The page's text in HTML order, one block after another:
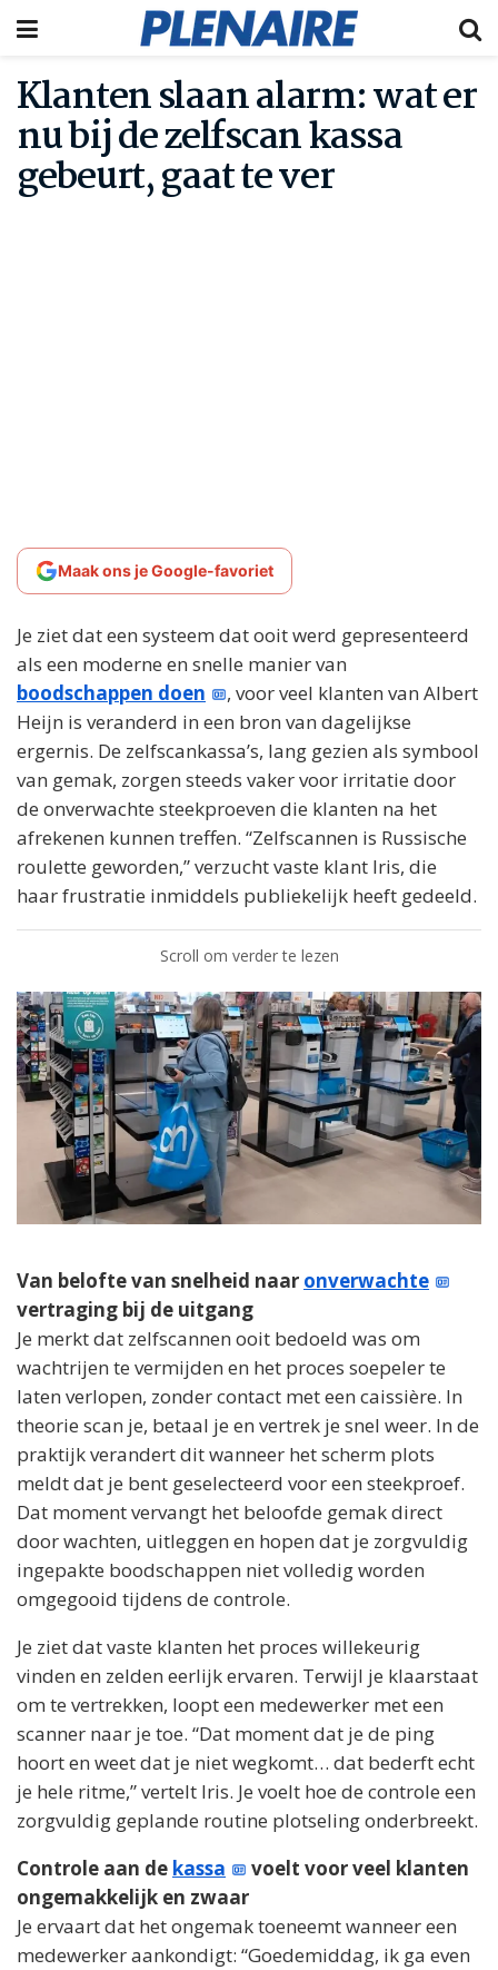
Klanten slaan alarm: wat er
nu bij de zelfscan kassa
gebeurt, gaat te ver
Maak ons je Google-favoriet
Je ziet dat een systeem dat ooit werd gepresenteerd
als een moderne en snelle manier van
boodschappen doen
, voor veel klanten van Albert
Heijn is veranderd in een bron van dagelijkse
ergernis. De zelfscankassa’s, lang gezien als symbool
van gemak, zorgen steeds vaker voor irritatie door
de onverwachte steekproeven die klanten na het
afrekenen kunnen treffen. “Zelfscannen is Russische
roulette geworden,” verzucht vaste klant Iris, die
haar frustratie inmiddels publiekelijk heeft gedeeld.
Scroll om verder te lezen
Van belofte van snelheid naar onverwachte
vertraging bij de uitgang
Je merkt dat zelfscannen ooit bedoeld was om
wachtrijen te vermijden en het proces soepeler te
laten verlopen, zonder contact met een caissière. In
theorie scan je, betaal je en vertrek je snel weer. In de
praktijk verandert dit wanneer het scherm plots
meldt dat je bent geselecteerd voor een steekproef.
Dat moment vervangt het beloofde gemak direct
door wachten, uitleggen en hopen dat je zorgvuldig
ingepakte boodschappen niet volledig worden
omgegooid tijdens de controle.
Je ziet dat vaste klanten het proces willekeurig
vinden en zelden eerlijk ervaren. Terwijl je klaarstaat
om te vertrekken, loopt een medewerker met een
scanner naar je toe. “Dat moment dat je de ping
hoort en weet dat je niet wegkomt… dat bederft echt
je hele ritme,” vertelt Iris. Je voelt hoe de controle een
zorgvuldig geplande routine plotseling onderbreekt.
Controle aan de kassa
voelt voor veel klanten
ongemakkelijk en zwaar
Je ervaart dat het ongemak toeneemt wanneer een
medewerker aankondigt: “Goedemiddag, ik ga even